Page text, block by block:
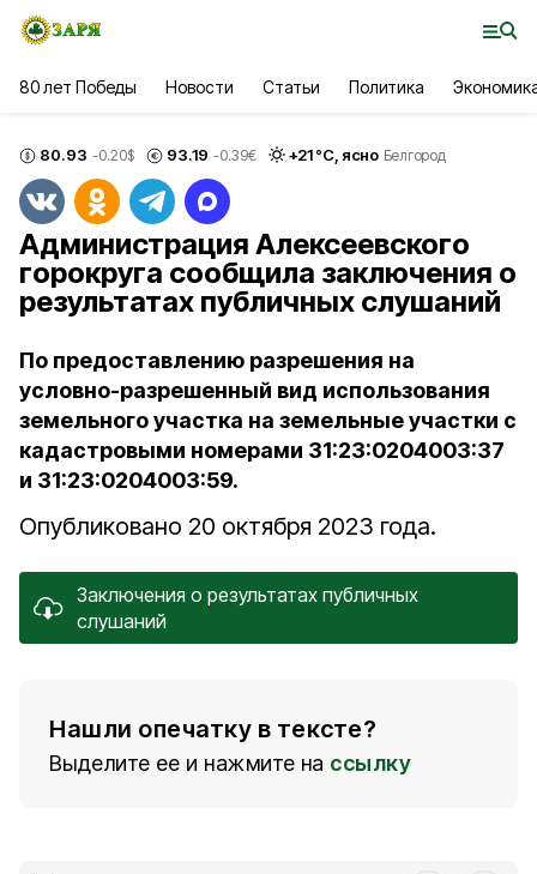
80 лет Победы Новости Статьи Политика
80.93 -0.20$ 93.19 -0.39€ +21°С, ясно Белгород
Администрация Алексеевского
горокруга сообщила заключения о
результатах публичных слушаний
По предоставлению разрешения на
условно-разрешенный вид использования
земельного участка на земельные участки с
кадастровыми номерами 31:23:0204003:37
и 31:23:0204003:59.
Опубликовано 20 октября 2023 года.
Заключения о результатах публичных
слушаний
Нашли опечатку в тексте?
Выделите ее и нажмите на ссылку